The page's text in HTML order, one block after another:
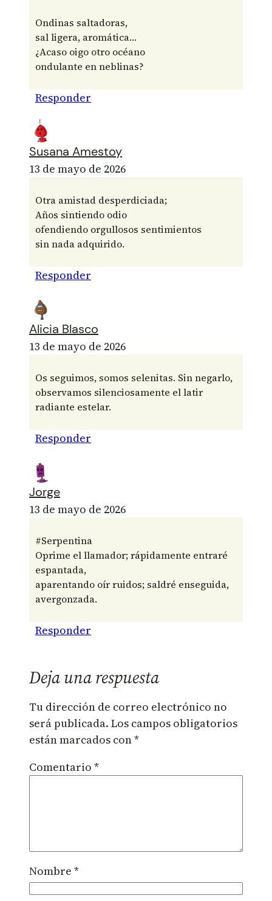
Ondinas saltadoras,
sal ligera, aromática…
¿Acaso oigo otro océano
ondulante en neblinas?
Responder
Susana Amestoy
13 de mayo de 2026
Otra amistad desperdiciada;
Años sintiendo odio
ofendiendo orgullosos sentimientos
sin nada adquirido.
Responder
Alicia Blasco
13 de mayo de 2026
Os seguimos, somos selenitas. Sin negarlo,
observamos silenciosamente el latir
radiante estelar.
Responder
Jorge
13 de mayo de 2026
#Serpentina
Oprime el llamador; rápidamente entraré
espantada,
aparentando oír ruidos; saldré enseguida,
avergonzada.
Responder
Deja una respuesta
Tu dirección de correo electrónico no
será publicada. Los campos obligatorios
están marcados con*
Comentario *
Nombre *